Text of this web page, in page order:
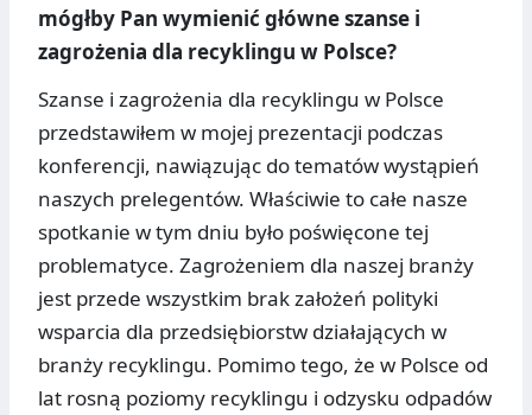
mógłby Pan wymienić główne szanse i
zagrożenia dla recyklingu w Polsce?
Szanse i zagrożenia dla recyklingu w Polsce
przedstawiłem w mojej prezentacji podczas
konferencji, nawiązując do tematów wystąpień
naszych prelegentów. Właściwie to całe nasze
spotkanie w tym dniu było poświęcone tej
problematyce. Zagrożeniem dla naszej branży
jest przede wszystkim brak założeń polityki
wsparcia dla przedsiębiorstw działających w
branży recyklingu. Pomimo tego, że w Polsce od
lat rosną poziomy recyklingu i odzysku odpadów